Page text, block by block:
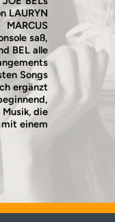
LAURYN
saß,
BEL alle
Songs
ergänzt
die
einem